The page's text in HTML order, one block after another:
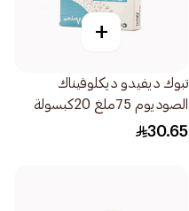
+
تبوك ديفيدو ديكلوفيناك
الصوديوم 75ملغ 20كبسولة
30.65